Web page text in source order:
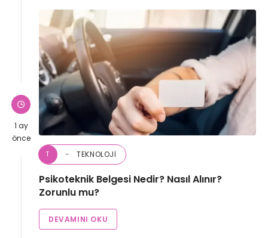
1 ay
önce
T TEKNOLOJI
Psikoteknik Belgesi Nedir? Nasıl Alınır?
Zorunlu mu?
DEVAMINI OKU